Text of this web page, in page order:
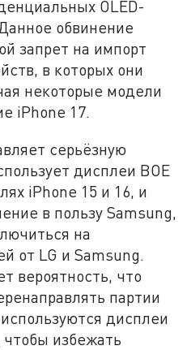
OLED-
обвинение
запрет на импорт
в которых они
некоторые модели
iPhone 17.
серьёзную
дисплеи BOE
iPhone 15 и 16, и
в пользу Samsung,
на
от LG и Samsung.
вероятность, что
партии
дисплеи
чтобы избежать